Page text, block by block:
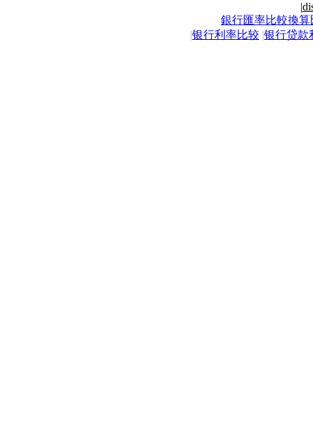
|
銀行匯率比較換算
|银行利率比较 |银行贷款